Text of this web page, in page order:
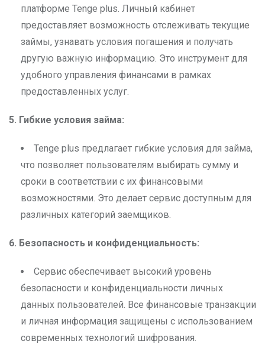
платформе Tenge plus. Личный кабинет
предоставляет возможность отслеживать текущие
займы, узнавать условия погашения и получать
другую важную информацию. Это инструмент для
удобного управления финансами в рамках
предоставленных услуг.
5. Гибкие условия займа:
Tenge plus предлагает гибкие условия для займа,
что позволяет пользователям выбирать сумму и
сроки в соответствии с их финансовыми
возможностями. Это делает сервис доступным для
различных категорий заемщиков.
6. Безопасность и конфиденциальность:
Сервис обеспечивает высокий уровень
безопасности и конфиденциальности личных
данных пользователей. Все финансовые транзакции
и личная информация защищены с использованием
современных технологий шифрования.